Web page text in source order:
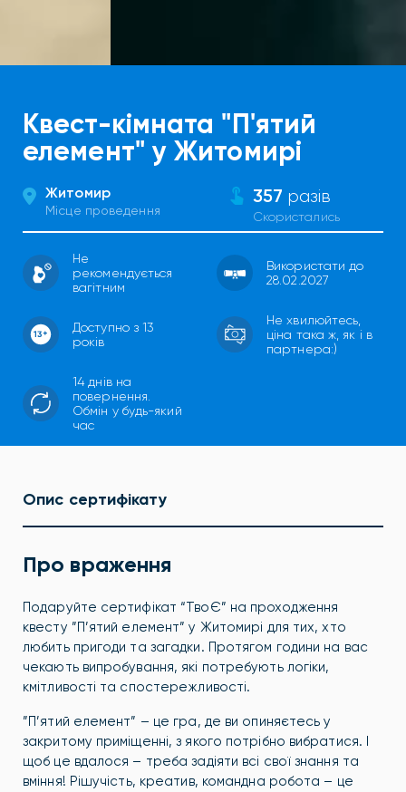
Квест-кімната "П'ятий
елемент" у Житомирі
Житомир
Місце проведення
357 разів
Скористались
Не
рекомендується
вагітним
Використати до
28.02.2027
Доступно з 13
років
Не хвилюйтесь,
ціна така ж, як і в
партнера:)
14 днів на
повернення.
Обмін у будь-який
час
Опис сертифікату
Про враження
Подаруйте сертифікат “ТвоЄ” на проходження
квесту ”П’ятий елемент” у Житомирі для тих, хто
любить пригоди та загадки. Протягом години на вас
чекають випробування, які потребують логіки,
кмітливості та спостережливості.
”П’ятий елемент” – це гра, де ви опиняєтесь у
закритому приміщенні, з якого потрібно вибратися. І
щоб це вдалося – треба задіяти всі свої знання та
вміння! Рішучість, креатив, командна робота – це